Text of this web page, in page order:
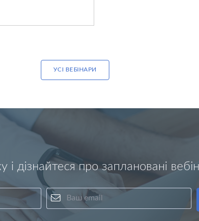
УСІ ВЕБІНАРИ
і дізнайтеся про заплановані
Ваш email